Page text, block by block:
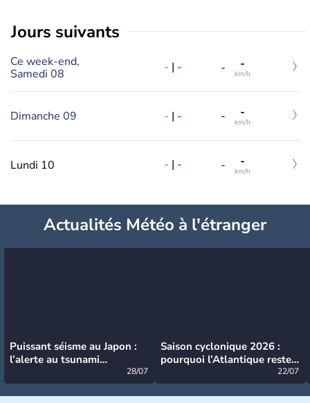
jours suivants
Ce week-end,
Samedi 08
- | - - -
km/h
Dimanche 09 - | - - -
km/h
Lundi 10 - | - - -
km/h
Actualités Météo à l'étranger
Puissant séisme au Japon :
l’alerte au tsunami
28/07
Saison cyclonique 2026 :
pourquoi l’Atlantique reste
22/07